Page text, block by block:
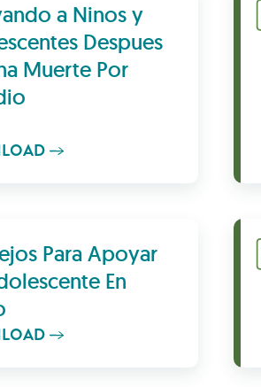
a Ninos y
Despues
Muerte Por
Para Apoyar
En